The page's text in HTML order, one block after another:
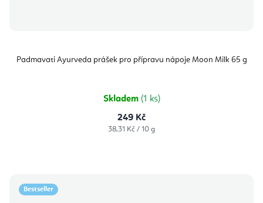
Padmavati Ayurveda prášek pro přípravu nápoje Moon Milk 65 g
Skladem (1 ks)
249 Kč
Měrná
38,31 Kč / 10 g
Bestseller